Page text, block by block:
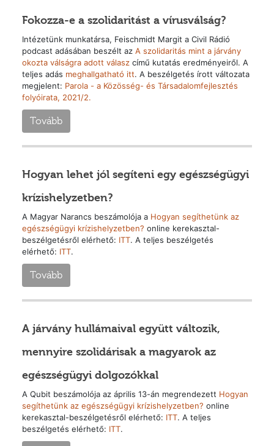
Fokozza-e a szolidaritást a vírusválság?
Intézetünk munkatársa, Feischmidt Margit a Civil Rádió
podcast adásában beszélt az A szolidaritás mint a járvány
okozta válságra adott válaszcímű kutatás eredményeiről. A
teljes adás meghallgatható itt. A beszélgetés írott változata
megjelent: Parola - a Közösség- és Társadalomfejlesztés
folyóirata, 2021/2.
Tovább
Hogyan lehet jól segíteni egy egészségügyi
krízishelyzetben?
A Magyar Narancs beszámolója a Hogyan segíthetünk az
egészségügyi krízishelyzetben? online kerekasztal-
beszélgetésről elérhető: ITT. A teljes beszélgetés
elérhető: ITT.
Tovább
A járvány hullámaival együtt változik,
mennyire szolidárisak a magyarok az
egészségügyi dolgozókkal
A Qubit beszámolója az április 13-án megrendezett Hogyan
segíthetünk az egészségügyi krízishelyzetben? online
kerekasztal-beszélgetésről elérhető: ITT. A teljes
beszélgetés elérhető: ITT.